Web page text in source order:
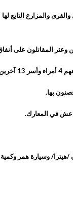
وعثر المقاتلون على